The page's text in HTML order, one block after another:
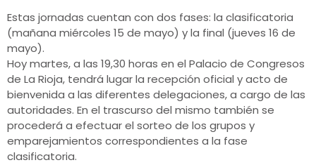
Estas jornadas cuentan con dos fases: la clasificatoria
(mañana miércoles 15 de mayo) y la final (jueves 16 de
mayo).
Hoy martes, a las 19,30 horas en el Palacio de Congresos
de La Rioja, tendrá lugar la recepción oficial y acto de
bienvenida a las diferentes delegaciones, a cargo de las
autoridades. En el trascurso del mismo también se
procederá a efectuar el sorteo de los grupos y
emparejamientos correspondientes a la fase
clasificatoria.